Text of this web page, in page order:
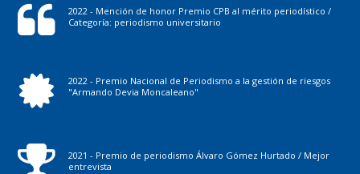
2022 - Mención de honor Premio CPB al mérito periodístico /
Categoría: periodismo universitario
2022 - Premio Nacional de Periodismo a la gestión de riesgos
"Armando Devia Moncaleano"
2021 - Premio de periodismo Álvaro Gómez Hurtado / Mejor
entrevista